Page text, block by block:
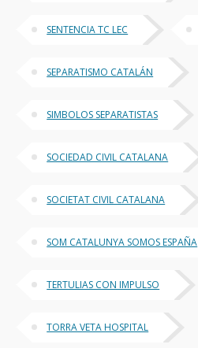
SENTENCIA TC LEC
SEPARATISMO CATALÁN
SIMBOLOS SEPARATISTAS
SOCIEDAD CIVIL CATALANA
SOCIETAT CIVIL CATALANA
SOM CATALUNYA SOMOS ESPAÑA
TERTULIAS CON IMPULSO
TORRA VETA HOSPITAL